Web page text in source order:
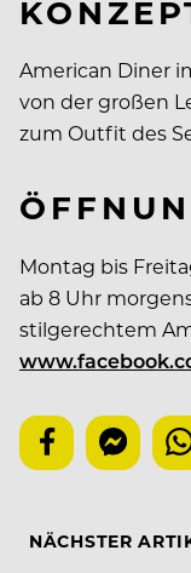
American Diner
von der großen
zum Outfit des
Montag bis
ab 8 Uhr
stilgerechtem
NÄCHSTER